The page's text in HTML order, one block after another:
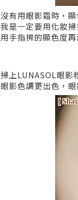
沒有用眼影霜時，
我是一定要用化妝掃
用手指擦的顯色度再
掃上LUNASOL眼影
眼影色調更出色，